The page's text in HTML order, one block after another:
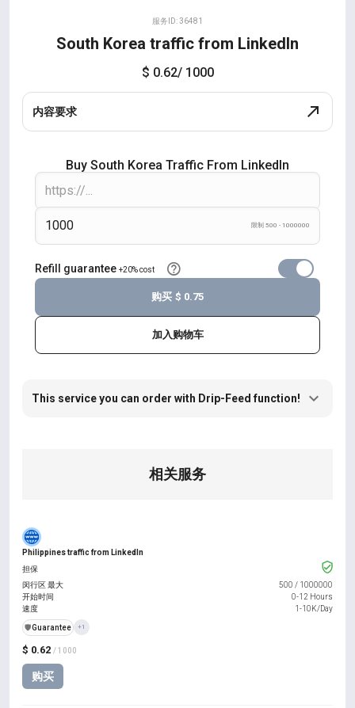
服务ID: 36481
South Korea traffic from LinkedIn
$ 0.62/ 1000
内容要求
Buy South Korea Traffic From LinkedIn
限制 500 - 1000000
Refill guarantee +20% cost
加入购物车
购买 $ 0.75
This service you can order with Drip-Feed function!
相关服务
Philippines traffic from LinkedIn
$ 0.62 / 1000
购买
担保
闵行区 最大
500 / 1000000
开始时间
0-12 Hours
速度
1-10K/Day
️🛡️Guarantee +1